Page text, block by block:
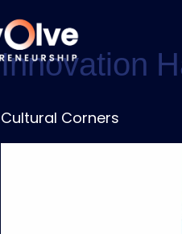
Innovation
Cultural Corners